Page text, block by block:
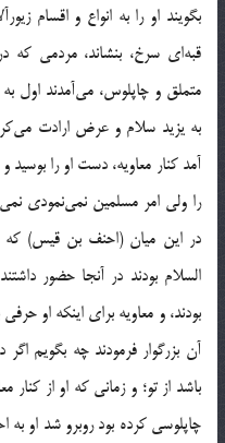
بگویند او را به انواع و اقسام
قبه‌ای سرخ، بنشاند، مردمی
متملق و چاپلوس، می‌آمدند اول
به یزید سلام و عرض ارادت
آمد کنار معاویه، دست او را بوسید
را ولی امر مسلمین نمی‌نمودی
در این میان (احنف بن قیس) که
السلام بودند در آنجا حضور
بودند، و معاویه برای اینکه او
آن بزرگوار فرمودند چه بگویم
باشد از تو؛ و زمانی که او از کنار
چاپلوسی کرده بود روبرو شد او